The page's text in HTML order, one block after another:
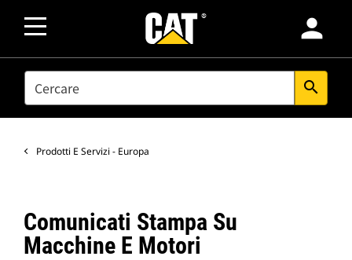
person
SEARCH search
Prodotti E Servizi - Europa
Comunicati Stampa Su
Macchine E Motori